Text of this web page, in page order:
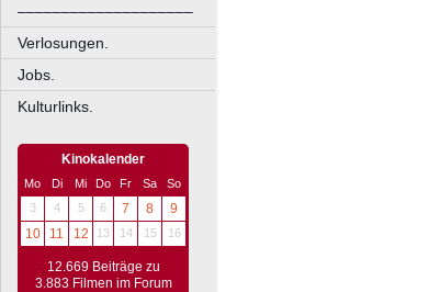
––––––––––––––––––––
Verlosungen.
Jobs.
Kulturlinks.
Kinokalender
Mo Di Mi Do Fr Sa
So
3
4 5 6 7 8
9
10
11 12 13 14 15 16
12.669 Beiträge zu
3.883 Filmen im Forum